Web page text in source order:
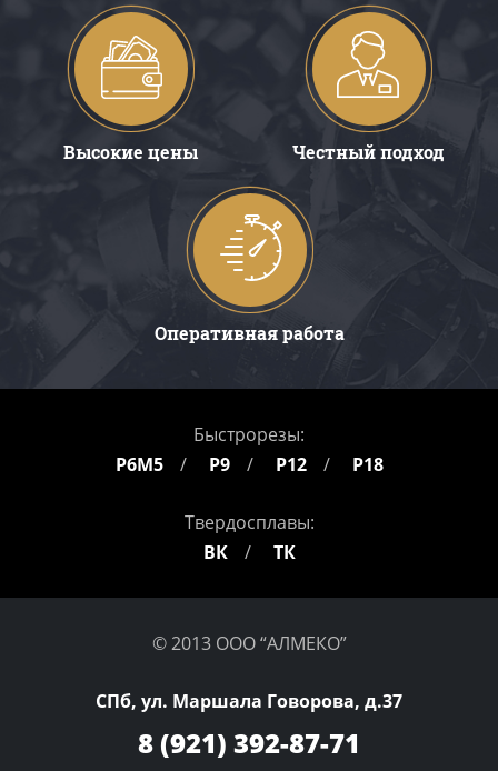
Высокие цены Честный подход
Оперативная работа
Быстрорезы:
Р6М5
Р9 Р12 Р18
Твердосплавы:
ВК
ТК
© 2013 ООО “АЛМЕКО”
СПб, ул. Маршала Говорова, д.37
8 (921) 392-87-71